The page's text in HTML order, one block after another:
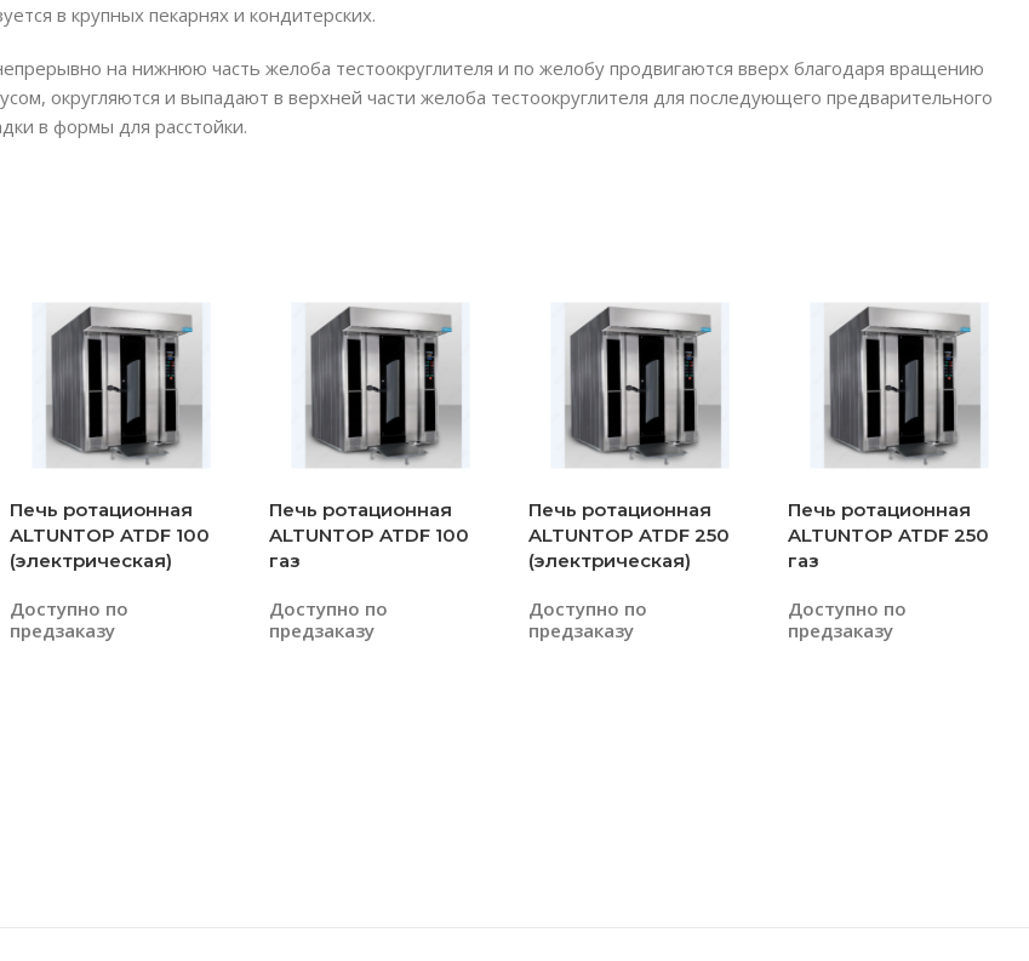
в крупных пекарнях и кондитерских.
на нижнюю часть желоба тестоокруглителя и по желобу продвигаются вверх благодаря вращению
округляются и выпадают в верхней части желоба тестоокруглителя для последующего предварительного
в формы для расстойки.
Печь ротационная
ALTUNTOP ATDF 100
(электрическая)
Доступно по
предзаказу
Печь ротационная
ALTUNTOP ATDF 100
газ
Доступно по
предзаказу
Печь ротационная
ALTUNTOP ATDF 250
(электрическая)
Доступно по
предзаказу
Печь ротационная
ALTUNTOP ATDF 250
газ
Доступно по
предзаказу